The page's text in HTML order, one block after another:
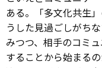
ある。「多文化共生
うした見過ごしがち
みつつ、相手のコミ
することから始まる